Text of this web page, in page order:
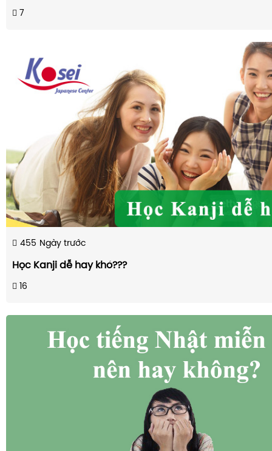
7
455 Ngày trước
Học Kanji dễ hay khó???
16